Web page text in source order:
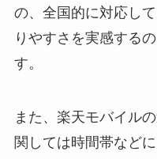
の、全国的に対応し
りやすさを実感する
す。
また、楽天モバイル
関しては時間帯など